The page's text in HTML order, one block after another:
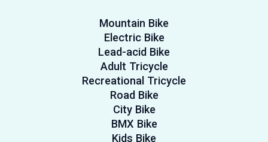
Mountain Bike
Electric Bike
Lead-acid Bike
Adult Tricycle
Recreational Tricycle
Road Bike
City Bike
BMX Bike
Kids Bike